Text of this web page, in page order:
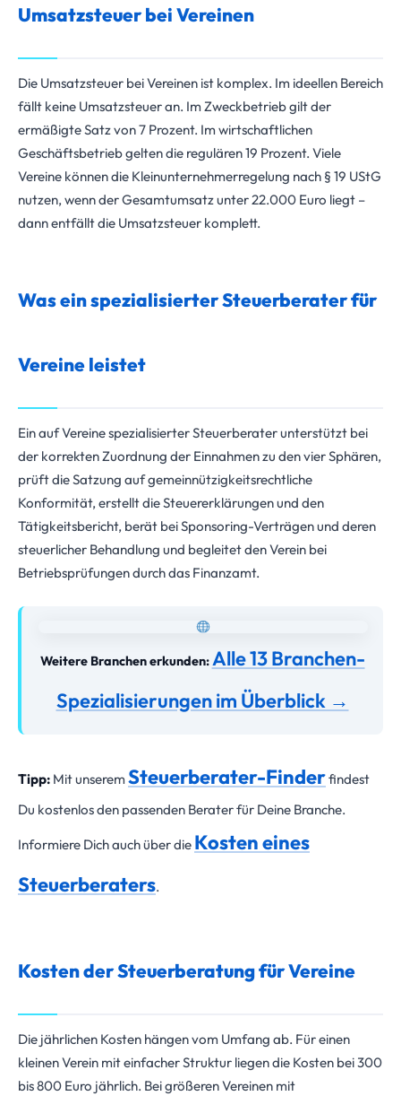
Umsatzsteuer bei Vereinen
Die Umsatzsteuer bei Vereinen ist komplex. Im ideellen Bereich
fällt keine Umsatzsteuer an. Im Zweckbetrieb gilt der
ermäßigte Satz von 7 Prozent. Im wirtschaftlichen
Geschäftsbetrieb gelten die regulären 19 Prozent. Viele
Vereine können die Kleinunternehmerregelung nach § 19 UStG
nutzen, wenn der Gesamtumsatz unter 22.000 Euro liegt –
dann entfällt die Umsatzsteuer komplett.
Was ein spezialisierter Steuerberater für
Vereine leistet
Ein auf Vereine spezialisierter Steuerberater unterstützt bei
der korrekten Zuordnung der Einnahmen zu den vier Sphären,
prüft die Satzung auf gemeinnützigkeitsrechtliche
Konformität, erstellt die Steuererklärungen und den
Tätigkeitsbericht, berät bei Sponsoring-Verträgen und deren
steuerlicher Behandlung und begleitet den Verein bei
Betriebsprüfungen durch das Finanzamt.
Weitere Branchen erkunden: Alle 13 Branchen-
Spezialisierungen im Überblick →
Tipp: Mit unseremSteuerberater-Finderfindest
Du kostenlos den passenden Berater für Deine Branche.
Informiere Dich auch über die Kosten eines
Steuerberaters.
Kosten der Steuerberatung für Vereine
Die jährlichen Kosten hängen vom Umfang ab. Für einen
kleinen Verein mit einfacher Struktur liegen die Kosten bei 300
bis 800 Euro jährlich. Bei größeren Vereinen mit